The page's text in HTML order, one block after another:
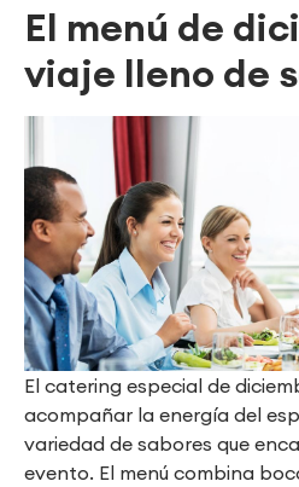
El menú de
viaje lleno de
El catering especial de
acompañar la energía del
variedad de sabores que
evento. El menú combina